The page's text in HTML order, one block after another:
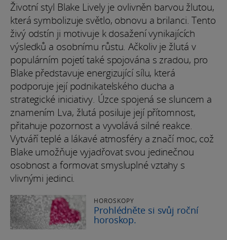
Životní styl Blake Lively je ovlivněn barvou žlutou,
která symbolizuje světlo, obnovu a brilanci. Tento
živý odstín ji motivuje k dosažení vynikajících
výsledků a osobnímu růstu. Ačkoliv je žlutá v
populárním pojetí také spojována s zradou, pro
Blake představuje energizující sílu, která
podporuje její podnikatelského ducha a
strategické iniciativy. Úzce spojená se sluncem a
znamením Lva, žlutá posiluje její přítomnost,
přitahuje pozornost a vyvolává silné reakce.
Vytváří teplé a lákavé atmosféry a značí moc, což
Blake umožňuje vyjadřovat svou jedinečnou
osobnost a formovat smysluplné vztahy s
vlivnými jedinci.
HOROSKOPY
Prohlédněte si svůj roční
horoskop.